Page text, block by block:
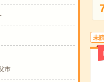
市
未